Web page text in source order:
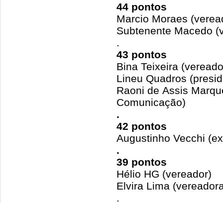
44 pontos
Marcio Moraes
Subtenente Macedo
43 pontos
Bina Teixeira
Lineu Quadros
Raoni de Assis
Comunicação)
.
42 pontos
Augustinho Vecchi
.
39 pontos
Hélio HG (vereador)
Elvira Lima